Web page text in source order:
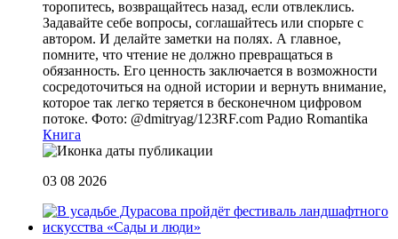
торопитесь, возвращайтесь назад, если отвлеклись.
Задавайте себе вопросы, соглашайтесь или спорьте с
автором. И делайте заметки на полях. А главное,
помните, что чтение не должно превращаться в
обязанность. Его ценность заключается в возможности
сосредоточиться на одной истории и вернуть внимание,
которое так легко теряется в бесконечном цифровом
потоке. Фото: @dmitryag/123RF.com Радио Romantika
Книга
03 08 2026